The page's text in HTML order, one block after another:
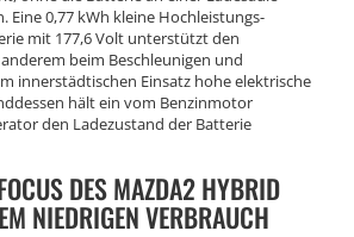
Eine 0,77 kWh kleine Hochleistungs-
mit 177,6 Volt unterstützt den
beim Beschleunigen und
innerstädtischen Einsatz hohe elektrische
hält ein vom Benzinmotor
den Ladezustand der Batterie
DES MAZDA2 HYBRID
NIEDRIGEN VERBRAUCH